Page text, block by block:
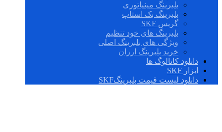
بلبرینگ مینیاتوری
بلبرینگ بک استاپ
گریس SKF
بلبرینگ های خود تنظیم
ویژگی های بلبرینگ اصلی
خرید بلبرینگ ارزان
دانلود کاتالوگ ها
ابزار SKF
دانلود لیست قیمت بلبرینگSKF